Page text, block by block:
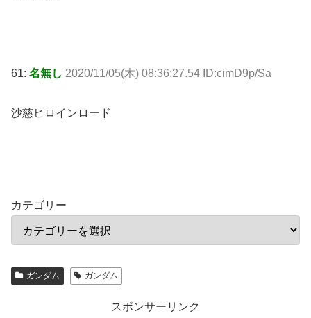
61: 名無し 2020/11/05(木) 08:36:27.54 ID:cimD9p/Sa
沙慈ヒロインロード
カテゴリー
ガンダム ガンダム
スポンサーリンク